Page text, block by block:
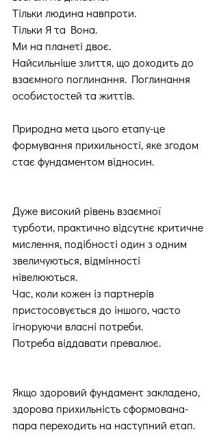
Тільки людина навпроти.
Тільки Я та Вона.
Ми на планеті двоє.
Найсильніше злиття, що доходить до
взаємного поглинання. Поглинання
особистостей та життів.
Природна мета цього етапу-це
формування прихильності, яке згодом
стає фундаментом відносин.
Дуже високий рівень взаємної
турботи, практично відсутнє критичне
мислення, подібності один з одним
звеличуються, відмінності
нівелюються.
Час, коли кожен із партнерів
пристосовується до іншого, часто
ігноруючи власні потреби.
Потреба віддавати превалює.
Якщо здоровий фундамент закладено,
здорова прихильність сформована-
пара переходить на наступний етап.